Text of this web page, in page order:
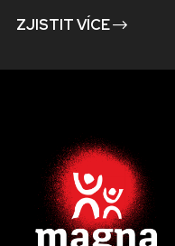
ZJISTIT VÍCE